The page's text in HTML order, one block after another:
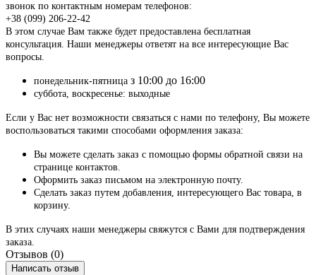
звонок по контактным номерам телефонов:
+38 (099) 206-22-42
В этом случае Вам также будет предоставлена бесплатная
консультация. Наши менеджеры ответят на все интересующие Вас
вопросы.
понедельник-пятница з 10:00 до 16:00
суббота, воскресенье: выходные
Если у Вас нет возможности связаться с нами по телефону, Вы можете
воспользоваться такими способами оформления заказа:
Вы можете сделать заказ с помощью формы обратной связи на
странице контактов.
Оформить заказ письмом на электронную почту.
Сделать заказ путем добавления, интересующего Вас товара, в
корзину.
В этих случаях наши менеджеры свяжутся с Вами для подтверждения
заказа.
Отзывов (0)
Написать отзыв